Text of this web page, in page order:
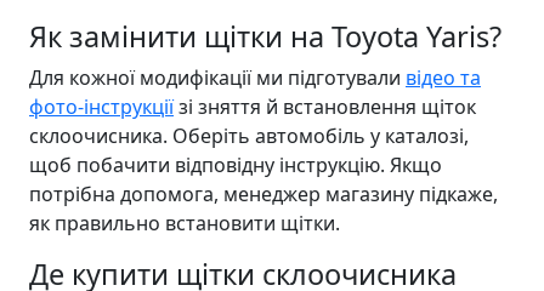
Як замінити щітки на Toyota Yaris?
Для кожної модифікації ми підготували відео та
фото-інструкціїзі зняття й встановлення щіток
склоочисника. Оберіть автомобіль у каталозі,
щоб побачити відповідну інструкцію. Якщо
потрібна допомога, менеджер магазину підкаже,
як правильно встановити щітки.
Де купити щітки склоочисника